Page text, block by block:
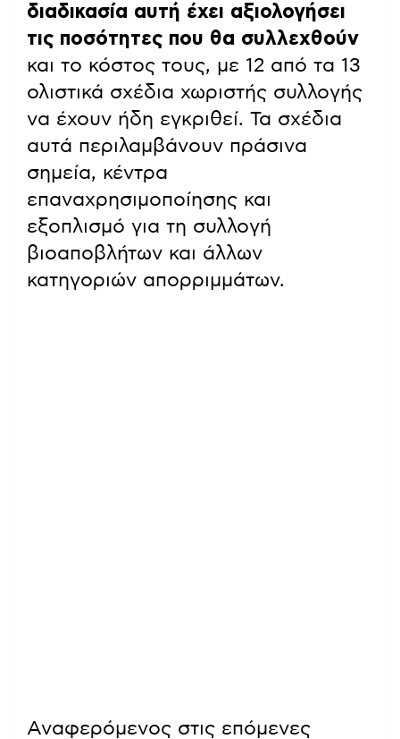
διαδικασία αυτή έχει αξιολογήσει
τις ποσότητες που θα συλλεχθούν
και το κόστος τους, με 12 από τα 13
ολιστικά σχέδια χωριστής συλλογής
να έχουν ήδη εγκριθεί. Τα σχέδια
αυτά περιλαμβάνουν πράσινα
σημεία, κέντρα
επαναχρησιμοποίησης και
εξοπλισμό για τη συλλογή
βιοαποβλήτων και άλλων
κατηγοριών απορριμμάτων.
Αναφερόμενος στις επόμενες